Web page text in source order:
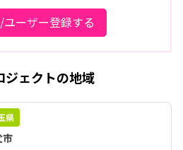
ユーザー登録する
ジェクトの地域
県
市